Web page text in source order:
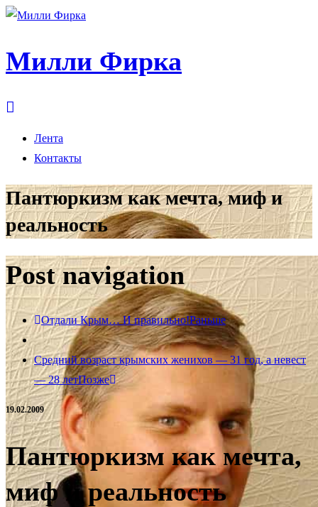
Милли Фирка
Лента
Контакты
Пантюркизм как мечта, миф и
реальность
Post navigation
Отдали Крым… И правильно!Раньше
Средний возраст крымских женихов — 31 год, а невест
— 28 летПозже
19.02.2009
Пантюркизм как мечта,
миф и реальность